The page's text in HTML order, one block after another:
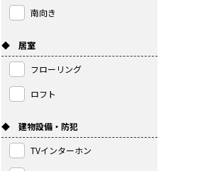
南向き
◆ 居室
フローリング
ロフト
◆ 建物設備・防犯
TVインターホン